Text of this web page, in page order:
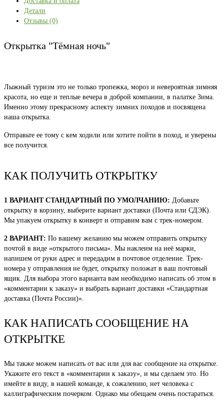
ночь"
Детали
Отзывы (0)
Открытка "Тёмная ночь"
Лыжный туризм это не только тропежка, мороз и невероятная зимняя
красота, но еще и теплые вечера в доброй компании, в палатке Зима.
Именно этому прекрасному аспекту зимних походов и посвящена
наша открытка.
Отправьте ее тому с кем ходили или хотите пойти в поход, и уверены
все получится.
КАК ПОЛУЧИТЬ ОТКРЫТКУ
1 ВАРИАНТ СТАНДАРТНЫЙ ПО УМОЛЧАНИЮ: Добавьте
открытку в корзину, выберите вариант доставки (Почта или СДЭК).
Мы упакуем открытку в конверт и отправим вам с трек-номером.
2 ВАРИАНТ: По вашему желанию мы можем отправить открытку
почтой в виде «открытого письма». Мы наклеим на неё марки,
напишем от руки адрес и передадим в почтовое отделение. Трек-
номера у отправления не будет, открытку положат в ваш почтовый
ящик. Для выбора этого варианта вам необходимо написать об этом в
«комментарии к заказу» и выбрать вариант доставки «Стандартная
доставка (Почта России)».
КАК НАПИСАТЬ СООБЩЕНИЕ НА
ОТКРЫТКЕ
Мы также можем написать от вас или для вас сообщение на открытке.
Укажите его текст в «комментарии к заказу», и мы сделаем это. Но
имейте в виду, в нашей команде, к сожалению, нет человека с
каллиграфическим почерком. Однако мы обещаем очень постараться.